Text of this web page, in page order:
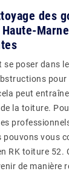
des
se poser dans
peut
la toiture.
vous
RK toiture 52.
de manière